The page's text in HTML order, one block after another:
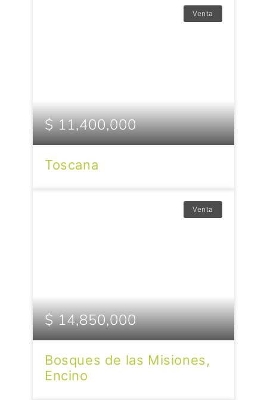
Venta
$ 11,400,000
Toscana
Venta
$ 14,850,000
Bosques de las Misiones,
Encino